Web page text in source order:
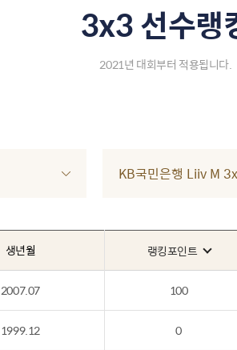
3x3 선수랭
2021년 대회부터 적용됩니다.
KB국민은행 Liiv M
생년월 랭킹포인트
2007.07 100
1999.12 0